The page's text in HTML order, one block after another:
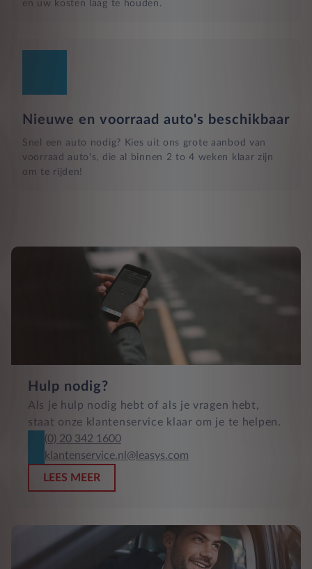
en uw kosten laag te houden.
Nieuwe en voorraad auto's beschikbaar
Snel een auto nodig? Kies uit ons grote aanbod van
voorraad auto's, die al binnen 2 to 4 weken klaar zijn
om te rijden!
Hulp nodig?
Als je hulp nodig hebt of als je vragen hebt,
staat onze klantenservice klaar om je te helpen.
(0) 20 342 1600
klantenservice.nl@leasys.com
LEES MEER